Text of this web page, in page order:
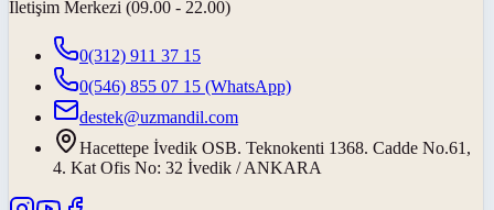
İletişim Merkezi (09.00 - 22.00)
0(312) 911 37 15
0(546) 855 07 15 (WhatsApp)
destek@uzmandil.com
Hacettepe İvedik OSB. Teknokenti 1368. Cadde No.61,
4. Kat Ofis No: 32 İvedik / ANKARA